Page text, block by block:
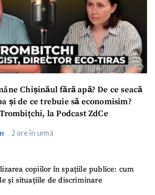
Chișinăul fără apă? De ce seacă
și de ce trebuie să economisim?
la Podcast ZdCe
2 ore în urmă
copiilor în spațiile publice: cum
și situațiile de discriminare
titlu
media